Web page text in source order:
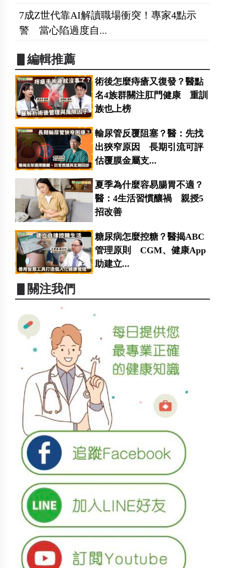
7成Z世代靠AI解讀職場衝突！專家4點示
警 當心陷過度自...
▋編輯推薦
術後怎麼痔瘡又復發？醫點
名4族群關注肛門健康 重訓
族也上榜
輸尿管反覆阻塞？醫：先找
出狹窄原因 長期引流可評
估覆膜金屬支...
夏季為什麼容易腸胃不適？
醫：4生活習慣釀禍 親授5
招改善
糖尿病怎麼控糖？醫揭ABC
管理原則 CGM、健康App
助建立...
▋關注我們